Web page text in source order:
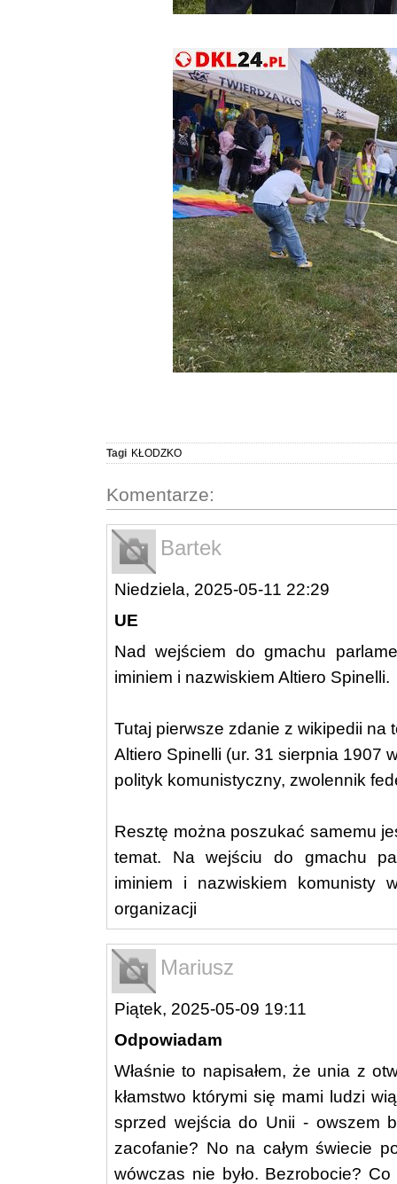
Tagi KŁODZKO
Komentarze:
Bartek
Niedziela, 2025-05-11 22:29
UE
Nad wejściem do gmachu
iminiem i nazwiskiem Altiero Spinelli.
Tutaj pierwsze zdanie z wikipedii na
Altiero Spinelli (ur. 31 sierpnia 1907
polityk komunistyczny, zwolennik
Resztę można poszukać samemu
temat. Na wejściu do gmachu
iminiem i nazwiskiem komunisty
organizacji
Mariusz
Piątek, 2025-05-09 19:11
Odpowiadam
Właśnie to napisałem, że unia z
kłamstwo którymi się mami ludzi
sprzed wejścia do Unii - owszem
zacofanie? No na całym świecie
wówczas nie było. Bezrobocie?